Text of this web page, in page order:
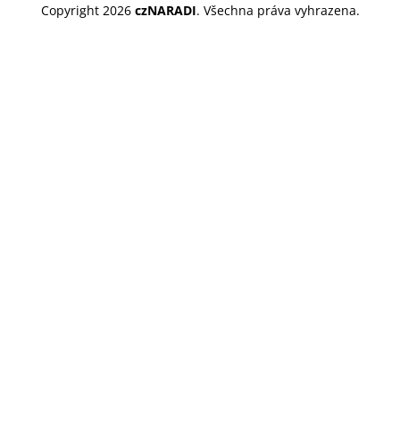
Copyright 2026 czNARADI. Všechna práva vyhrazena.